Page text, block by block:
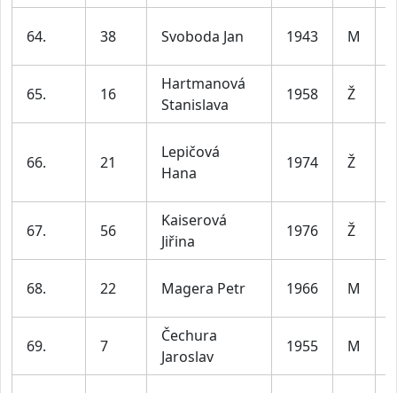
64. 38 Svoboda Jan 1943 M
65. 16
Hartmanová
Stanislava
1958 Ž
66. 21
Lepičová
Hana
1974 Ž
67. 56
Kaiserová
Jiřina
1976 Ž
68. 22 Magera Petr 1966 M
69. 7
Čechura
Jaroslav
1955 M